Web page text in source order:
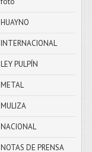
HUAYNO
INTERNACIONAL
LEY PULPÍN
METAL
MULIZA
NACIONAL
NOTAS DE PRENSA